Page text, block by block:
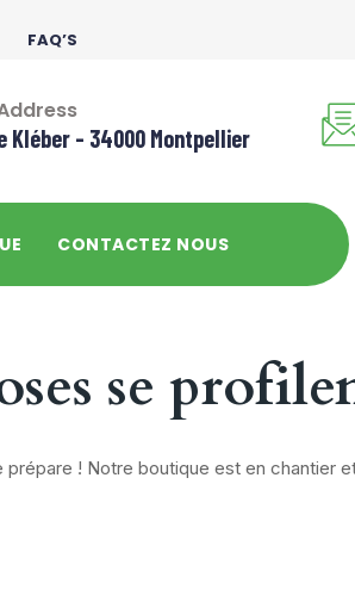
FAQ’S
Kléber - 34000 Montpellier
CONTACTEZ NOUS
se
prépare ! Notre boutique est en chantier